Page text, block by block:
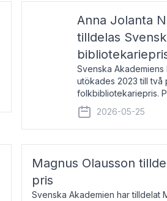
Anna Jolanta
tilldelas
Svenska
utökades 2023 till
folkbibliotekariepris.
svenska folk- och
2026-05-25
Magnus Olausson
pris
Svenska Akademien har tilldelat